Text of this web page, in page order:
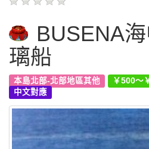
BUSENA
璃船
本島北部-北部地區其他 ￥500～
中文對應